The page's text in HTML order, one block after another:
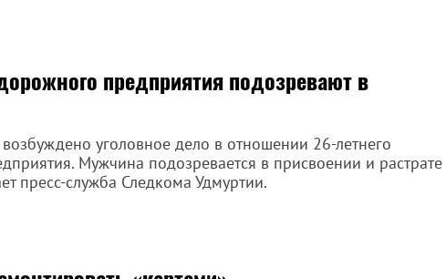
предприятия подозревают в
уголовное дело в отношении 26-летнего
Мужчина подозревается в присвоении и растрате
пресс-служба Следкома Удмуртии.